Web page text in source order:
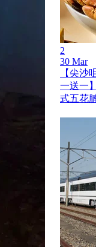
2
30 Mar
【尖沙
一送一
式五花